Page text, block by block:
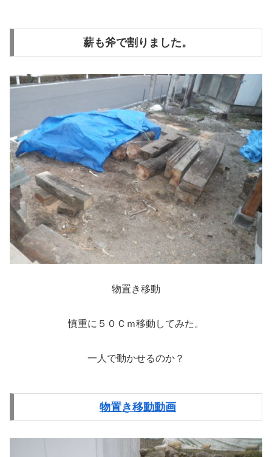
薪も斧で割りました。
物置き移動
慎重に５０Ｃｍ移動してみた。
一人で動かせるのか？
物置き移動動画